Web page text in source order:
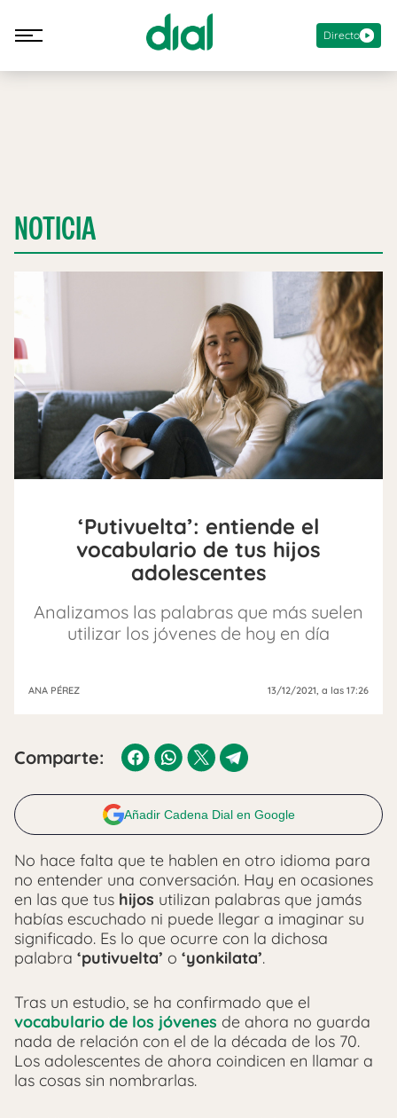
Directo
NOTICIA
‘Putivuelta’: entiende el
vocabulario de tus hijos
adolescentes
Analizamos las palabras que más suelen
utilizar los jóvenes de hoy en día
ANA PÉREZ 13/12/2021, a las 17:26
Comparte:
Añadir Cadena Dial en Google
No hace falta que te hablen en otro idioma para
no entender una conversación. Hay en ocasiones
en las que tus hijos utilizan palabras que jamás
habías escuchado ni puede llegar a imaginar su
significado. Es lo que ocurre con la dichosa
palabra ‘putivuelta’ o ‘yonkilata’.
Tras un estudio, se ha confirmado que el
vocabulario de los jóvenes de ahora no guarda
nada de relación con el de la década de los 70.
Los adolescentes de ahora coindicen en llamar a
las cosas sin nombrarlas.